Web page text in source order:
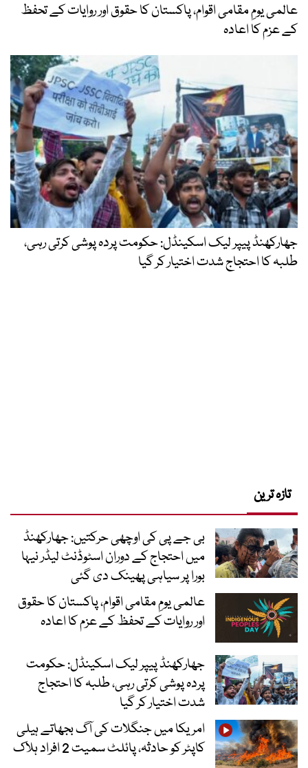
عالمی یومِ مقامی اقوام، پاکستان کا حقوق اور روایات کے تحفظ
کے عزم کا اعادہ
جھارکھنڈ پیپر لیک اسکینڈل: حکومت پردہ پوشی کرتی رہی،
طلبہ کا احتجاج شدت اختیار کر گیا
تازہ ترین
بی جے پی کی اوچھی حرکتیں: جھارکھنڈ
میں احتجاج کے دوران اسٹوڈنٹ لیڈر نیہا
بورا پر سیاہی پھینک دی گئی
عالمی یومِ مقامی اقوام، پاکستان کا حقوق
اور روایات کے تحفظ کے عزم کا اعادہ
جھارکھنڈ پیپر لیک اسکینڈل: حکومت
پردہ پوشی کرتی رہی، طلبہ کا احتجاج
شدت اختیار کر گیا
امریکا میں جنگلات کی آگ بجھاتے ہیلی
کاپٹر کو حادثہ، پائلٹ سمیت 2 افراد ہلاک